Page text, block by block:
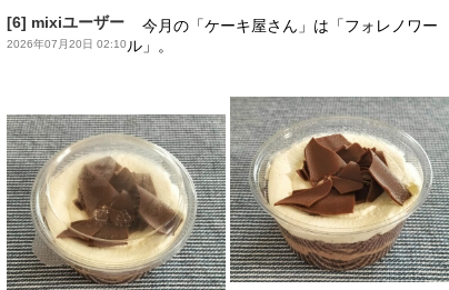
[6] mixiユーザー
2026年07月20日 02:10
今月の「ケーキ屋さん」は「フォレノワー
ル」。